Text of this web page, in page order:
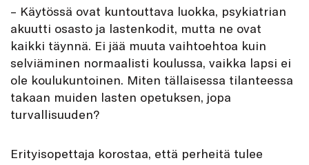
– Käytössä ovat kuntouttava luokka, psykiatrian
akuutti osasto ja lastenkodit, mutta ne ovat
kaikki täynnä. Ei jää muuta vaihtoehtoa kuin
selviäminen normaalisti koulussa, vaikka lapsi ei
ole koulukuntoinen. Miten tällaisessa tilanteessa
takaan muiden lasten opetuksen, jopa
turvallisuuden?
Erityisopettaja korostaa, että perheitä tulee